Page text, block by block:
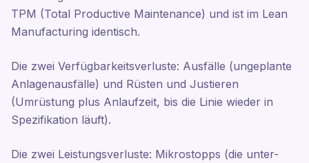
TPM (Total Productive Maintenance) und ist im Lean
Manufacturing identisch.
Die zwei Verfügbarkeitsverluste: Ausfälle (ungeplante
Anlagenausfälle) und Rüsten und Justieren
(Umrüstung plus Anlaufzeit, bis die Linie wieder in
Spezifikation läuft).
Die zwei Leistungsverluste: Mikrostopps (die unter-